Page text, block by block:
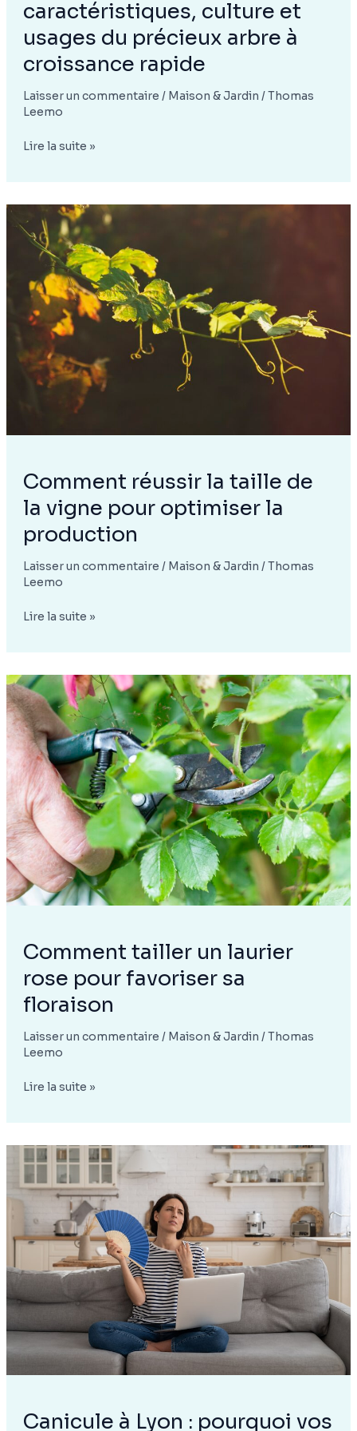
caractéristiques, culture et
usages du précieux arbre à
croissance rapide
Laisser un commentaire / Maison & Jardin /Thomas
Leemo
Paulownia
caractéristiques,
culture
et
usages
du
précieux
arbre
croissance
rapide
Lire la suite »
Comment réussir la taille de
la vigne pour optimiser la
production
Laisser un commentaire / Maison & Jardin /Thomas
Leemo
Comment
taille
de
la
vigne
pour
optimiser
la
production
Lire la suite »
Comment tailler un laurier
rose pour favoriser sa
floraison
Laisser un commentaire / Maison & Jardin /Thomas
Leemo
Comment
laurier
rose
pour
favoriser
sa
floraison
Lire la suite »
Canicule à Lyon : pourquoi vos